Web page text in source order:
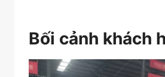
Bối cảnh khách